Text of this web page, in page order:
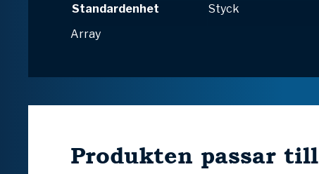
Standardenhet
Styck
Array
Produkten passar till